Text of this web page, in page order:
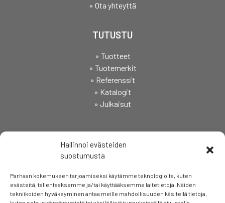
Hallinnoi evästeiden
suostumusta
Parhaan kokemuksen tarjoamiseksi käytämme teknologioita, kuten
evästeitä, tallentaaksemme ja/tai käyttääksemme laitetietoja. Näiden
tekniikoiden hyväksyminen antaa meille mahdollisuuden käsitellä tietoja,
» Ota yhteyttä
TUTUSTU
» Tuotteet
» Tuotemerkit
» Referenssit
» Katalogit
» Julkaisut
SEURAA